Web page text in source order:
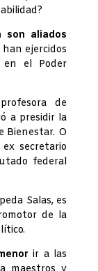
son aliados
ejercidos
el Poder
de
a presidir la
Bienestar. O
secretario
federal
Salas, es
de la
ir a las